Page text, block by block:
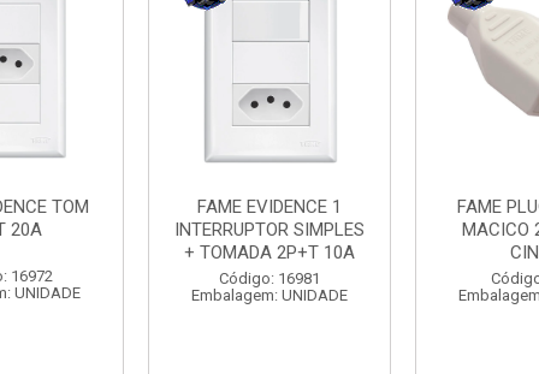
TOM
20A
16972
UNIDADE
FAME EVIDENCE 1
INTERRUPTOR SIMPLES
+ TOMADA 2P+T 10A
Código: 16981
Embalagem: UNIDADE
FAME
MACICO